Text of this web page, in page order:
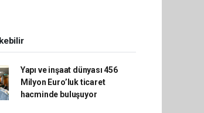
Yapı ve inşaat dünyası 456
Milyon Euro’luk ticaret
hacminde buluşuyor